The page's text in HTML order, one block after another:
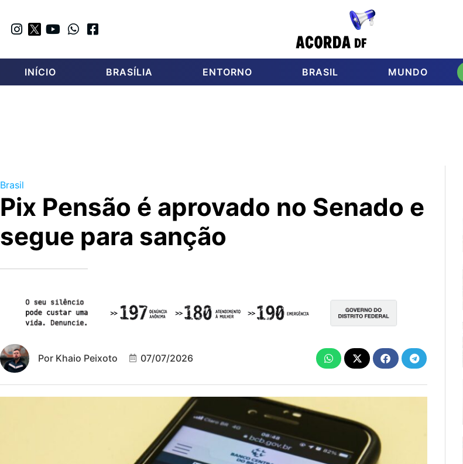
INÍCIO BRASÍLIA ENTORNO BRASIL MUNDO
Brasil
Pix Pensão é aprovado no Senado e
segue para sanção
Por Khaio Peixoto 07/07/2026